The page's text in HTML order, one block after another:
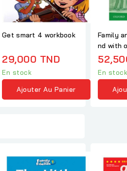
Get smart 4 workbook
29,000 TND
En stock
Ajouter Au Panier
Family
nd with
En stock